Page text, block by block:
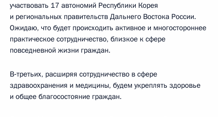
участвовать 17 автономий Республики Корея
и региональных правительств Дальнего Востока России.
Ожидаю, что будет происходить активное и многостороннее
практическое сотрудничество, близкое к сфере
повседневной жизни граждан.
В‑третьих, расширяя сотрудничество в сфере
здравоохранения и медицины, будем укреплять здоровье
и общее благосостояние граждан.